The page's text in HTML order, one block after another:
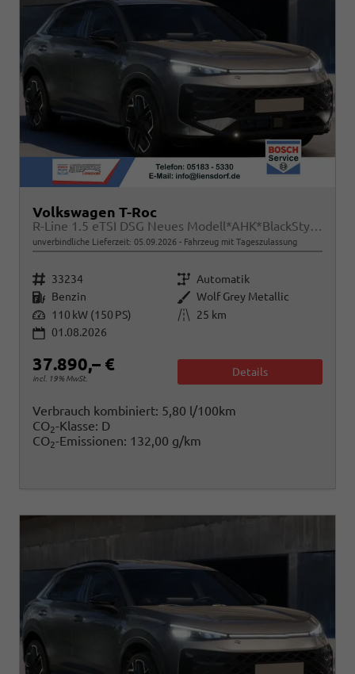
Volkswagen T-Roc
R-Line 1.5 eTSI DSG Neues Modell*AHK*BlackStyle*Matrix*19"*Android Auto*EasyOpen*SHZ*Kamera*ParkAsstPro*ACC*Keyless
unverbindliche Lieferzeit: 05.09.2026 Fahrzeug mit Tageszulassung
Fahrzeugnr. 33234 Getriebe Automatik
Kraftstoff Benzin Außenfarbe Wolf Grey Metallic
Leistung 110 kW (150 PS) Kilometerstand
25 km
01.08.2026
37.890,– €
incl. 19% MwSt.
Details
Verbrauch kombiniert: 5,80 l/100km
CO2-Klasse: D
CO2-Emissionen: 132,00 g/km